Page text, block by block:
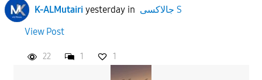
K-ALMutairi yesterdayin
جالاكسى S
View Post
22 1 1